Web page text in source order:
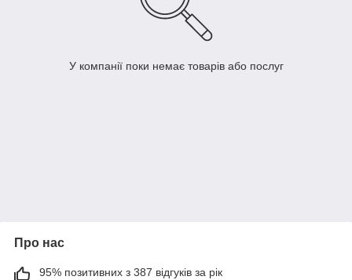
У компанії поки немає товарів або послуг
Про нас
95% позитивних з 387 відгуків за рік